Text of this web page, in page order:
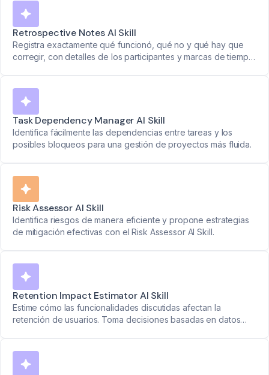
Retrospective Notes AI Skill
Registra exactamente qué funcionó, qué no y qué hay que
corregir, con detalles de los participantes y marcas de tiempo.
Task Dependency Manager AI Skill
Identifica fácilmente las dependencias entre tareas y los
posibles bloqueos para una gestión de proyectos más fluida.
Risk Assessor AI Skill
Identifica riesgos de manera eficiente y propone estrategias
de mitigación efectivas con el Risk Assessor AI Skill.
Retention Impact Estimator AI Skill
Estime cómo las funcionalidades discutidas afectan la
retención de usuarios. Toma decisiones basadas en datos